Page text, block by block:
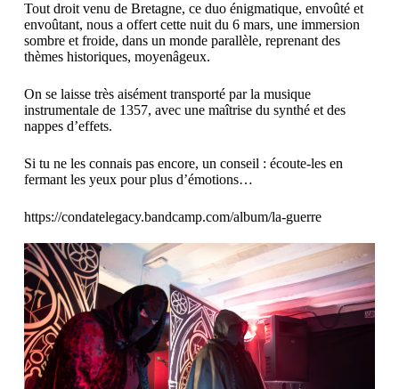
Tout droit venu de Bretagne, ce duo énigmatique, envoûté et
envoûtant, nous a offert cette nuit du 6 mars, une immersion
sombre et froide, dans un monde parallèle, reprenant des
thèmes historiques, moyenâgeux.
On se laisse très aisément transporté par la musique
instrumentale de 1357, avec une maîtrise du synthé et des
nappes d’effets.
Si tu ne les connais pas encore, un conseil : écoute-les en
fermant les yeux pour plus d’émotions…
https://condatelegacy.bandcamp.com/album/la-guerre